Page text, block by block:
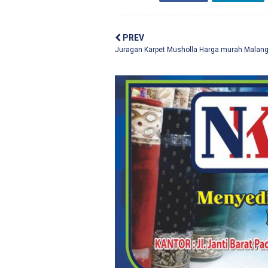
PREV
Juragan Karpet Musholla Harga murah Malang